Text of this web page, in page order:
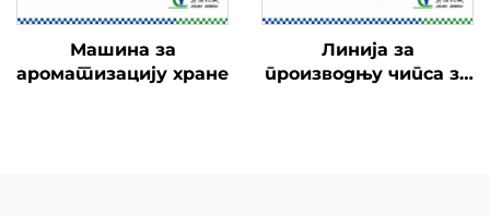
Машина за
ароматизацију хране
Линија за
производњу чипса за